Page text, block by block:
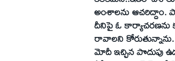
అంశాలను ఆచరిద్దాం.
దీనిపై ఓ కార్యాచరణను
రావాలని
మోదీ ఇచ్చిన పొదుపు